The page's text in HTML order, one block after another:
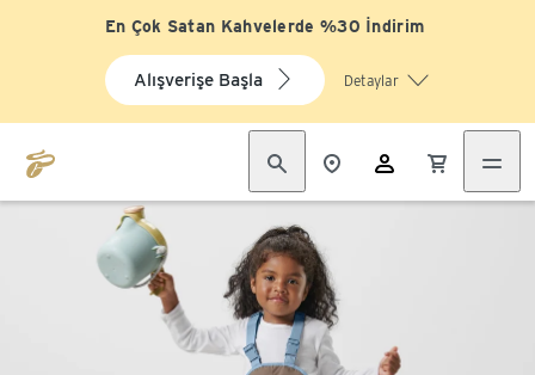
En Çok Satan Kahvelerde %30 İndirim
Alışverişe Başla Detaylar